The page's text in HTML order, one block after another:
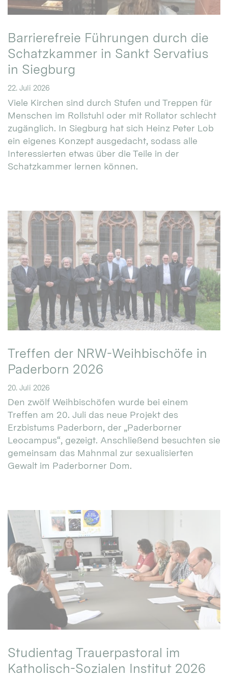
Barrierefreie Führungen durch die
Schatzkammer in Sankt Servatius
in Siegburg
22. Juli 2026
Viele Kirchen sind durch Stufen und Treppen für
Menschen im Rollstuhl oder mit Rollator schlecht
zugänglich. In Siegburg hat sich Heinz Peter Lob
ein eigenes Konzept ausgedacht, sodass alle
Interessierten etwas über die Teile in der
Schatzkammer lernen können.
Treffen der NRW-Weihbischöfe in
Paderborn 2026
20. Juli 2026
Den zwölf Weihbischöfen wurde bei einem
Treffen am 20. Juli das neue Projekt des
Erzbistums Paderborn, der „Paderborner
Leocampus“, gezeigt. Anschließend besuchten sie
gemeinsam das Mahnmal zur sexualisierten
Gewalt im Paderborner Dom.
Studientag Trauerpastoral im
Katholisch-Sozialen Institut 2026